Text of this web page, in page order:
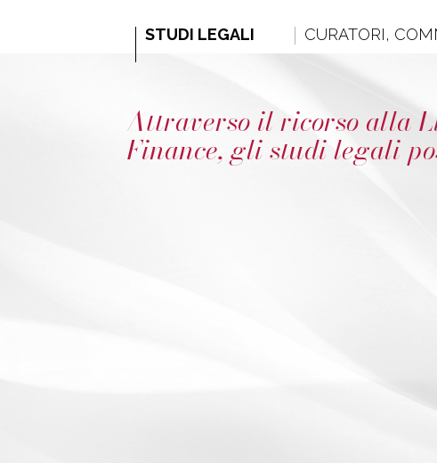
STUDI LEGALI CURATORI,
Attraverso il ricorso alla
Finance, gli studi legali